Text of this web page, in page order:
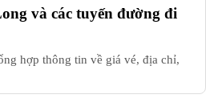
và các tuyến đường đi
hợp thông tin về giá vé, địa chỉ,